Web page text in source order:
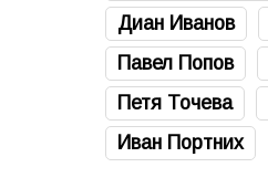
Диан Иванов
Павел Попов
Петя Точева
Иван Портних